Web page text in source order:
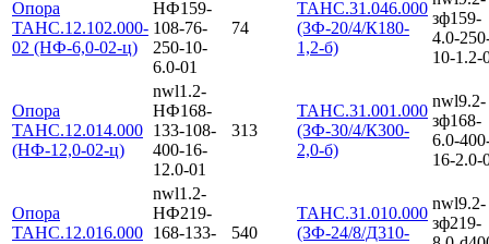
Опора
ТАНС.12.102.000-
02 (НФ-6,0-02-ц)
НФ159-
108-76-
250-10-
6.0-01
74
ТАНС.31.046.000
(ЗФ-20/4/К180-
1,2-б)
зф159-
4.0-
10-1.2-
Опора
ТАНС.12.014.000
(НФ-12,0-02-ц)
nwl1.2-
НФ168-
133-108-
400-16-
12.0-01
313
ТАНС.31.001.000
(ЗФ-30/4/К300-
2,0-б)
nwl9.2-
зф168-
6.0-
16-2.0-
Опора
ТАНС.12.016.000
nwl1.2-
НФ219-
168-133-
540
ТАНС.31.010.000
(ЗФ-24/8/Д310-
nwl9.2-
зф219-